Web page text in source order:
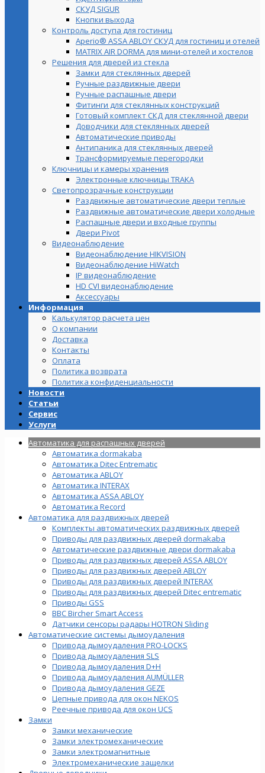
СКУД SIGUR
Кнопки выхода
Контроль доступа для гостиниц
Aperio® ASSA ABLOY СКУД для гостиниц и отелей
MATRIX AIR DORMA для мини-отелей и хостелов
Решения для дверей из стекла
Замки для стеклянных дверей
Ручные раздвижные двери
Ручные распашные двери
Фитинги для стеклянных конструкций
Готовый комплект СКД для стеклянной двери
Доводчики для стеклянных дверей
Автоматические приводы
Антипаника для стеклянных дверей
Трансформируемые перегородки
Ключницы и камеры хранения
Электронные ключницы TRAKA
Светопрозрачные конструкции
Раздвижные автоматические двери теплые
Раздвижные автоматические двери холодные
Распашные двери и входные группы
Двери Pivot
Видеонаблюдение
Видеонаблюдение HIKVISION
Видеонаблюдение HiWatch
IP видеонаблюдение
HD CVI видеонаблюдение
Аксессуары
Информация
Калькулятор расчета цен
О компании
Доставка
Контакты
Оплата
Политика возврата
Политика конфиденциальности
Новости
Статьи
Сервис
Услуги
Автоматика для распашных дверей
Автоматика dormakaba
Автоматика Ditec Entrematic
Автоматика ABLOY
Автоматика INTERAX
Автоматика ASSA ABLOY
Автоматика Record
Автоматика для раздвижных дверей
Комплекты автоматических раздвижных дверей
Приводы для раздвижных дверей dormakaba
Автоматические раздвижные двери dormakaba
Приводы для раздвижных дверей ASSA ABLOY
Приводы для раздвижных дверей ABLOY
Приводы для раздвижных дверей INTERAX
Приводы для раздвижных дверей Ditec entrematic
Приводы GSS
BBC Bircher Smart Access
Датчики сенсоры радары HOTRON Sliding
Автоматические системы дымоудаления
Привода дымоудаления PRO-LOCKS
Привода дымоудаления SLS
Привода дымоудаления D+H
Привода дымоудаления AUMÜLLER
Привода дымоудаления GEZE
Цепные привода для окон NEKOS
Реечные привода для окон UСS
Замки
Замки механические
Замки электромеханические
Замки электромагнитные
Электромеханические защелки